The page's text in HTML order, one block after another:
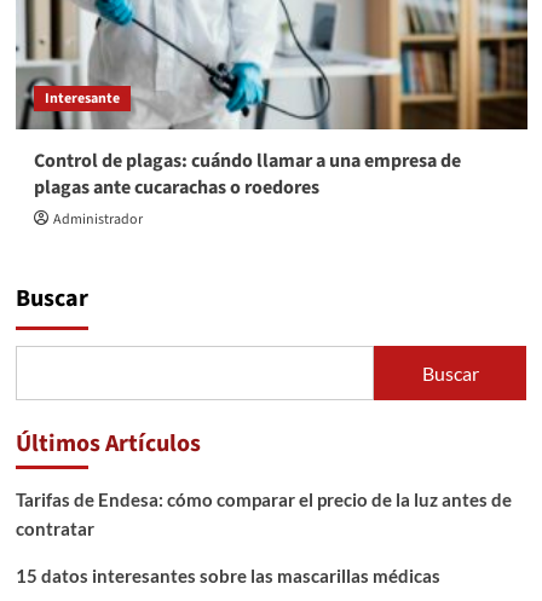
Interesante
Control de plagas: cuándo llamar a una empresa de
plagas ante cucarachas o roedores
Administrador
Buscar
Buscar
Últimos Artículos
Tarifas de Endesa: cómo comparar el precio de la luz antes de
contratar
15 datos interesantes sobre las mascarillas médicas